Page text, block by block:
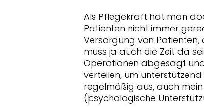
Als Pflegekraft hat man
Patienten nicht immer
Versorgung von Patienten,
muss ja auch die Zeit da
Operationen abgesagt
verteilen, um
regelmäßig aus, auch
(psychologische